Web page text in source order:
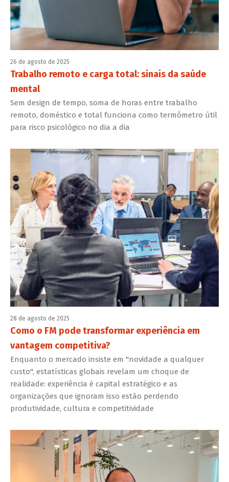
26 de agosto de 2025
Trabalho remoto e carga total: sinais da saúde
mental
Sem design de tempo, soma de horas entre trabalho
remoto, doméstico e total funciona como termômetro útil
para risco psicológico no dia a dia
28 de agosto de 2025
Como o FM pode transformar experiência em
vantagem competitiva?
Enquanto o mercado insiste em "novidade a qualquer
custo", estatísticas globais revelam um choque de
realidade: experiência é capital estratégico e as
organizações que ignoram isso estão perdendo
produtividade, cultura e competitividade